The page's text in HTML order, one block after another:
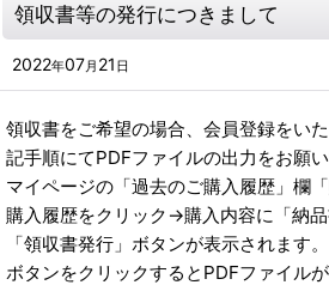
領収書等の発行につきまして
2022年07月 21 日
領収書をご希望の場合、会員登録をい
記手順にてPDFファイルの出力をお願い
マイページの「過去のご購入履歴」欄
購入履歴をクリック→購入内容に「納品
「領収書発行」ボタンが表示されます。
ボタンをクリックするとPDFファイルが